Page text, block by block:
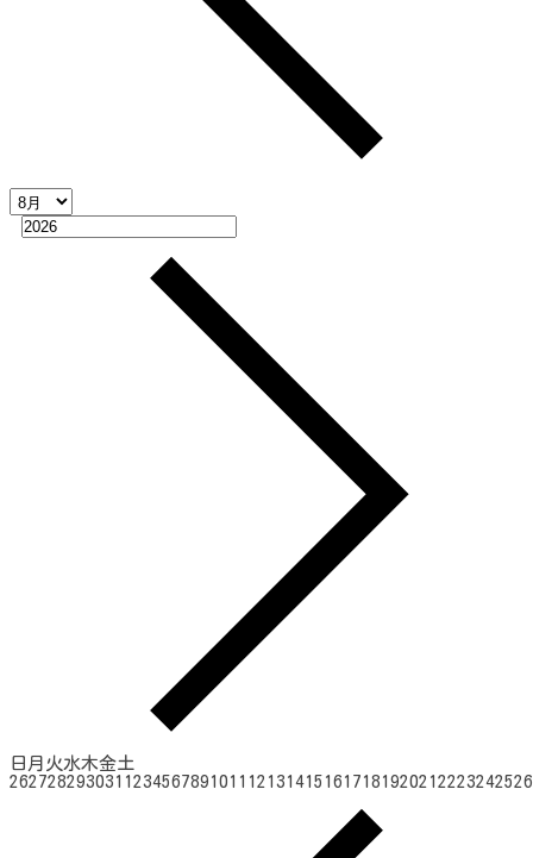
日 月 火水木金土
262728293031 1 23456789 10 11 12 13 1415 16 17 18 192021 2223242526